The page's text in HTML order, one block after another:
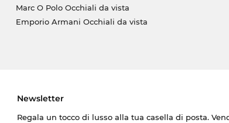
Marc O Polo Occhiali da vista
Emporio Armani Occhiali da vista
Newsletter
Regala un tocco di lusso alla tua casella di posta.